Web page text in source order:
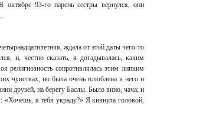
93-го парень сестры вернулся, они
ждала от этой даты чего-то
и, честно сказать, я догадывалась, каким
сопротивлялась этим липким
чувствах, но была очень влюблена в него и
друзей, на берегу Баслы. Было вино, чача; и
я тебя украду?» Я кивнула головой,